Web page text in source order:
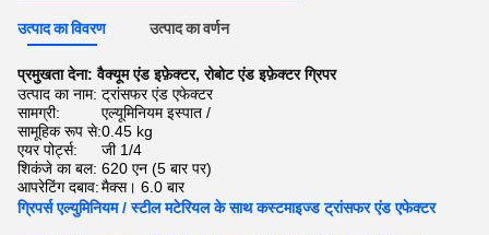
उत्पाद का विवरण उत्पाद का वर्णन
प्रमुखता देना:वैक्यूम एंड इफ़ेक्टर,रोबोट एंड इफ़ेक्टर ग्रिपर
उत्पाद का नाम: ट्रांसफर एंड एफेक्टर
सामग्री:
एल्यूमिनियम इस्पात /
सामूहिक रूप से:0.45 kg
एयर पोर्ट्स:
जी 1/4
शिकंजे का बल: 620 एन (5 बार पर)
आपरेटिंग दबाव:मैक्स। 6.0 बार
ग्रिपर्स एल्युमिनियम / स्टील मटेरियल के साथ कस्टमाइज्ड ट्रांसफर एंड एफेक्टर